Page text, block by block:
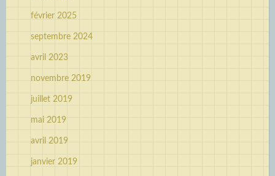
février 2025
septembre 2024
avril 2023
novembre 2019
juillet 2019
mai 2019
avril 2019
janvier 2019